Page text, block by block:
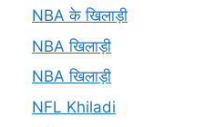
NBA के खिलाड़ी
NBA खिलाड़ी
NBA खिलाड़ी
NFL Khiladi